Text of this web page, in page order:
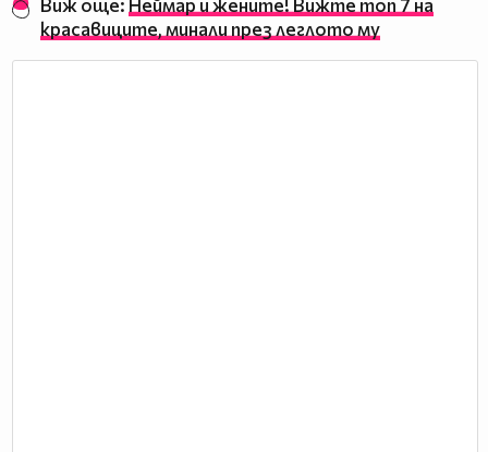
Виж още: Неймар и жените! Вижте топ 7 на
красавиците, минали през леглото му